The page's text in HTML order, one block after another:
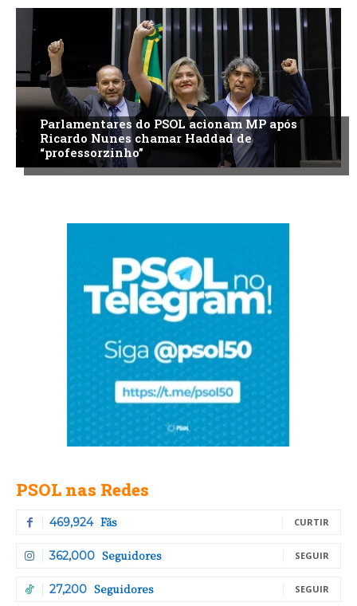
Parlamentares do PSOL acionam MP após
Ricardo Nunes chamar Haddad de
“professorzinho”
PSOL nas Redes
469,924 Fãs CURTIR
362,000 Seguidores SEGUIR
27,200 Seguidores SEGUIR